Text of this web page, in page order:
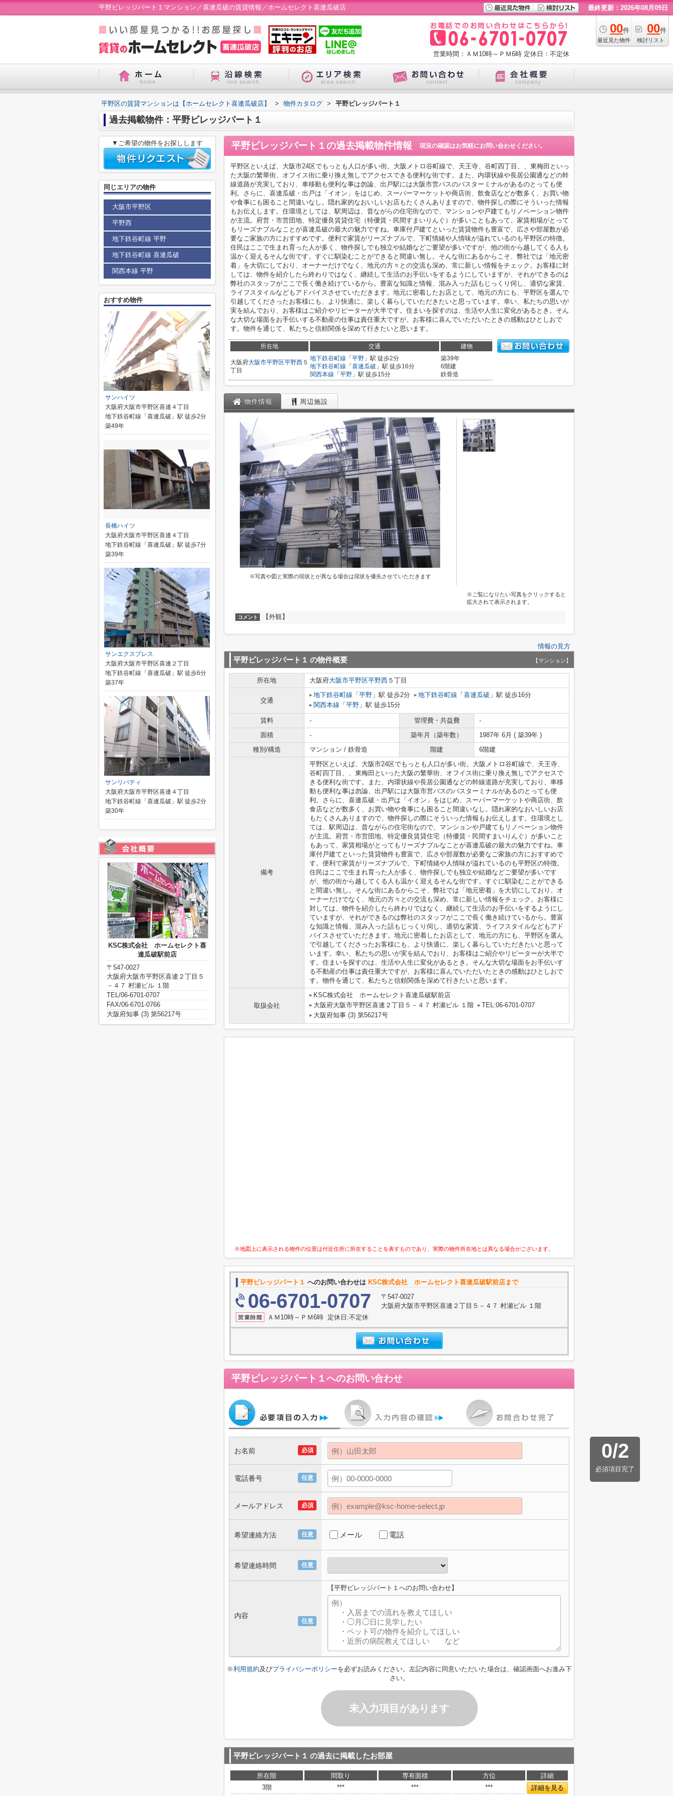
平野ビレッジパート１マンション／喜連瓜破の賃貸情報／ホームセレクト喜連瓜破店 最終更新：2026年08月09日
00件
最近見た物件
00件
検討リスト
営業時間：ＡＭ10時～ＰＭ6時 定休日：不定休
平野区の賃貸マンションは【ホームセレクト喜連瓜破店】 > 物件カタログ > 平野ビレッジパート１
過去掲載物件：平野ビレッジパート１
平野ビレッジパート１の過去掲載物件情報 現況の確認はお気軽にお問い合わせください。
平野区といえば、大阪市24区でもっとも人口が多い街。大阪メトロ谷町線で、天王寺、谷町四丁目、、東梅田といっ
た大阪の繁華街、オフイス街に乗り換え無しでアクセスできる便利な街です。また、内環状線や長居公園通などの幹
線道路が充実しており、車移動も便利な事は勿論、出戸駅には大阪市営バスのバスターミナルがあるのとっても便
利。さらに、喜連瓜破・出戸は「イオン」をはじめ、スーパーマーケットや商店街、飲食店などが数多く、お買い物
や食事にも困ること間違いなし。隠れ家的なおいしいお店もたくさんありますので、物件探しの際にそういった情報
もお伝えします。住環境としては、駅周辺は、昔ながらの住宅街なので、マンションや戸建てもリノベーション物件
が主流。府営・市営団地、特定優良賃貸住宅（特優賃・民間すまいりんぐ）が多いこともあって、家賃相場がとって
もリーズナブルなことが喜連瓜破の最大の魅力ですね。車庫付戸建てといった賃貸物件も豊富で、広さや部屋数が必
要なご家族の方におすすめです。便利で家賃がリーズナブルで、下町情緒や人情味が溢れているのも平野区の特徴。
住民はここで生まれ育った人が多く、物件探しでも独立や結婚などご要望が多いですが、他の街から越してくる人も
温かく迎えるそんな街です。すぐに馴染むことができると間違い無し。そんな街にあるからこそ、弊社では「地元密
着」を大切にしており、オーナーだけでなく、地元の方々との交流も深め、常に新しい情報をチェック。お客様に対
しては、物件を紹介したら終わりではなく、継続して生活のお手伝いをするようにしていますが、それができるのは
弊社のスタッフがここで長く働き続けているから。豊富な知識と情報、混み入った話もじっくり伺し、適切な家賃、
ライフスタイルなどもアドバイスさせていただきます。地元に密着したお店として、地元の方にも、平野区を選んで
引越してくださったお客様にも、より快適に、楽しく暮らしていただきたいと思っています。幸い、私たちの思いが
実を結んでおり、お客様はご紹介やリピーターが大半です。住まいを探すのは、生活や人生に変化があるとき。そん
な大切な場面をお手伝いする不動産の仕事は責任重大ですが、お客様に喜んでいただいたときの感動はひとしおで
す。物件を通じて、私たちと信頼関係を深めて行きたいと思います。
所在地 交通 建物
大阪府大阪市平野区平野西 ５
丁目
地下鉄谷町線 「 平野 」駅 徒歩2分
地下鉄谷町線 「 喜連瓜破 」駅 徒歩16分
関西本線 「 平野 」駅 徒歩15分
築39年
6階建
鉄骨造
物件情報 周辺施設
※写真や図と実際の現状とが異なる場合は現状を優先させていただきます
※ご覧になりたい写真をクリックすると
拡大されて表示されます。
コメント 【外観】
情報の見方
平野ビレッジパート１ の物件概要 【マンション】
所在地 大阪府大阪市平野区平野西 ５丁目
交通
地下鉄谷町線 「 平野 」駅 徒歩2分 地下鉄谷町線 「 喜連瓜破 」駅 徒歩16分
関西本線 「 平野 」駅 徒歩15分
賃料 - 管理費・共益費
-
面積
- 築年月（築年数）
1987年 6月 ( 築39年 )
種別/構造
マンション / 鉄骨造 階建 6階建
備考
平野区といえば、大阪市24区でもっとも人口が多い街。大阪メトロ谷町線で、天王寺、
谷町四丁目、、東梅田といった大阪の繁華街、オフイス街に乗り換え無しでアクセスで
きる便利な街です。また、内環状線や長居公園通などの幹線道路が充実しており、車移
動も便利な事は勿論、出戸駅には大阪市営バスのバスターミナルがあるのとっても便
利。さらに、喜連瓜破・出戸は「イオン」をはじめ、スーパーマーケットや商店街、飲
食店などが数多く、お買い物や食事にも困ること間違いなし。隠れ家的なおいしいお店
もたくさんありますので、物件探しの際にそういった情報もお伝えします。住環境とし
ては、駅周辺は、昔ながらの住宅街なので、マンションや戸建てもリノベーション物件
が主流。府営・市営団地、特定優良賃貸住宅（特優賃・民間すまいりんぐ）が多いこと
もあって、家賃相場がとってもリーズナブルなことが喜連瓜破の最大の魅力ですね。車
庫付戸建てといった賃貸物件も豊富で、広さや部屋数が必要なご家族の方におすすめで
す。便利で家賃がリーズナブルで、下町情緒や人情味が溢れているのも平野区の特徴。
住民はここで生まれ育った人が多く、物件探しでも独立や結婚などご要望が多いです
が、他の街から越してくる人も温かく迎えるそんな街です。すぐに馴染むことができる
と間違い無し。そんな街にあるからこそ、弊社では「地元密着」を大切にしており、オ
ーナーだけでなく、地元の方々との交流も深め、常に新しい情報をチェック。お客様に
対しては、物件を紹介したら終わりではなく、継続して生活のお手伝いをするようにし
ていますが、それができるのは弊社のスタッフがここで長く働き続けているから。豊富
な知識と情報、混み入った話もじっくり伺し、適切な家賃、ライフスタイルなどもアド
バイスさせていただきます。地元に密着したお店として、地元の方にも、平野区を選ん
で引越してくださったお客様にも、より快適に、楽しく暮らしていただきたいと思って
います。幸い、私たちの思いが実を結んでおり、お客様はご紹介やリピーターが大半で
す。住まいを探すのは、生活や人生に変化があるとき。そんな大切な場面をお手伝いす
る不動産の仕事は責任重大ですが、お客様に喜んでいただいたときの感動はひとしおで
す。物件を通じて、私たちと信頼関係を深めて行きたいと思います。
取扱会社
KSC株式会社 ホームセレクト喜連瓜破駅前店
大阪府大阪市平野区喜連２丁目５－４７ 村瀬ビル １階
TEL:06-6701-0707
大阪府知事 (3) 第56217号
※地図上に表示される物件の位置は付近住所に所在することを表すものであり、実際の物件所在地とは異なる場合がございます。
平野ビレッジパート１ へのお問い合わせは KSC株式会社 ホームセレクト喜連瓜破駅前店まで
06-6701-0707
〒547-0027
大阪府大阪市平野区喜連２丁目５－４７ 村瀬ビル １階
ＡＭ10時～ＰＭ6時 定休日:不定休
平野ビレッジパート１へのお問い合わせ
0/2
必須項目完了
必須
お名前
任意
電話番号
必須
メールアドレス
任意
希望連絡方法 メール 電話
任意
希望連絡時間
任意
内容
【平野ビレッジパート１へのお問い合わせ】
※利用規約及びプライバシーポリシーを必ずお読みください。左記内容に同意いただいた場合は、確認画面へお進み下
さい。
未入力項目があります
平野ビレッジパート１ の過去に掲載したお部屋
所在階 間取り 専有面積 方位
詳細
3階
*** *** *** 詳細を見る
▼ご希望の物件をお探しします
同じエリアの物件
大阪市平野区
平野西
地下鉄谷町線 平野
地下鉄谷町線 喜連瓜破
関西本線 平野
おすすめ物件
サンハイツ
大阪府大阪市平野区喜連４丁目
地下鉄谷町線「喜連瓜破」駅 徒歩2分
築49年
長橋ハイツ
大阪府大阪市平野区喜連４丁目
地下鉄谷町線「喜連瓜破」駅 徒歩7分
築39年
サンエクスプレス
大阪府大阪市平野区喜連２丁目
地下鉄谷町線「喜連瓜破」駅 徒歩6分
築37年
サンリバティ
大阪府大阪市平野区喜連４丁目
地下鉄谷町線「喜連瓜破」駅 徒歩2分
築30年
KSC株式会社 ホームセレクト喜
連瓜破駅前店
〒547-0027
大阪府大阪市平野区喜連２丁目５
－４７ 村瀬ビル １階
TEL/06-6701-0707
FAX/06-6701-0766
大阪府知事 (3) 第56217号